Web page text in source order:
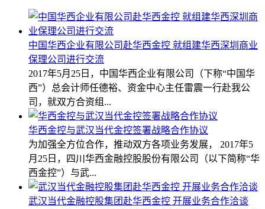
中国华西企业有限公司赴华西金控 就组建华西深圳商业
保理公司进行交流
2017年5月25日，中国华西企业有限公司（下称“中国华
西”）总会计师任德裕、资金中心主任雷震一行赴我公
司，就双方合资组...
华西金控与武汉当代金控签署战略合作协议
为加强全方位合作，推动双方各项业务发展， 2017年5
月25日，四川华西金融控股股份有限公司（以下简称“华
西金控”）与武...
武汉当代金融控股集团赴华西金控 开展业务合作洽谈